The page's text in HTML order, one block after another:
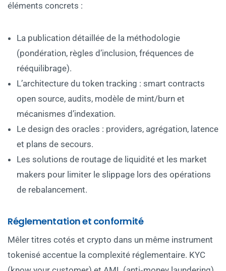
éléments concrets :
La publication détaillée de la méthodologie
(pondération, règles d’inclusion, fréquences de
rééquilibrage).
L’architecture du token tracking : smart contracts
open source, audits, modèle de mint/burn et
mécanismes d’indexation.
Le design des oracles : providers, agrégation, latence
et plans de secours.
Les solutions de routage de liquidité et les market
makers pour limiter le slippage lors des opérations
de rebalancement.
Réglementation et conformité
Mêler titres cotés et crypto dans un même instrument
tokenisé accentue la complexité réglementaire. KYC